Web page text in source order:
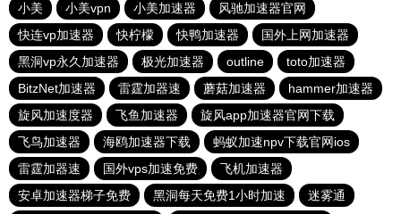
小美
小美vpn 小美加速器
风驰加速器官网
快连vp加速器
快柠檬 快鸭加速器
国外上网加速器
黑洞vp永久加速器
极光加速器 outline
toto加速器
BitzNet加速器
雷霆加器速 蘑菇加速器
hammer加速器
旋风加速度器
飞鱼加速器
旋风app加速器官网下载
飞鸟加速器
海鸥加速器下载
蚂蚁加速npv下载官网ios
雷霆加器速
国外vps加速免费
飞机加速器
安卓加速器梯子免费
黑洞每天免费1小时加速
迷雾通